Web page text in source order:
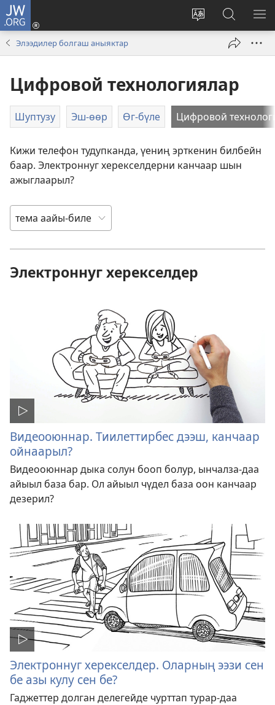
JW.ORG
Change
language
Кирер
(opens
JW.ORG-
ка
Элээдилер болгаш аныяктар
Цифровой технологиялар
Шуптузу Эш-өөр Өг-бүле Цифровой
Кижи телефон тудупканда, үениң эрткенин билбейн
баар. Электроннуг херекселдерни канчаар шын
ажыглаарыл?
Электроннуг херекселдер
Видеооюннар. Тиилеттирбес дээш, канчаар
ойнаарыл?
Видеооюннар дыка солун бооп болур, ынчалза-даа
айыыл база бар. Ол айыыл чүдел база оон канчаар
дезерил?
Электроннуг херекселдер. Оларның ээзи сен
бе азы кулу сен бе?
Гаджеттер долган делегейде чурттап турар-даа